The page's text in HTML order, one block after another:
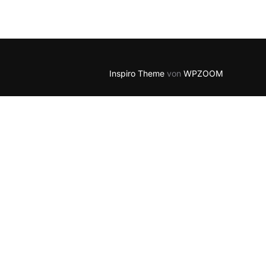
Inspiro Theme von WPZOOM